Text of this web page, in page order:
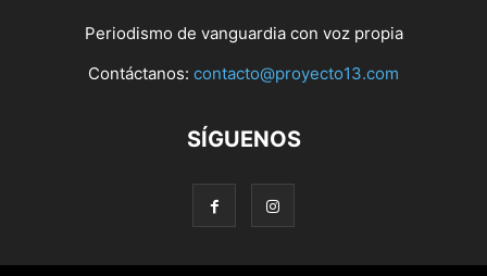
Periodismo de vanguardia con voz propia
Contáctanos: contacto@proyecto13.com
SÍGUENOS